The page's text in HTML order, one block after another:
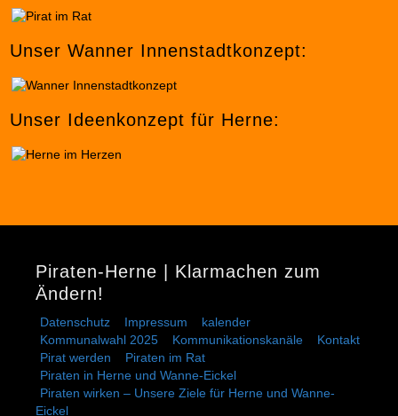
Unser Wanner Innenstadtkonzept:
Unser Ideenkonzept für Herne:
Piraten-Herne | Klarmachen zum
Ändern!
Datenschutz Impressum
kalender
Kommunalwahl 2025
Kommunikationskanäle
Kontakt
Pirat werden
Piraten im Rat
Piraten in Herne und Wanne-Eickel
Piraten wirken – Unsere Ziele für Herne und Wanne-
Eickel